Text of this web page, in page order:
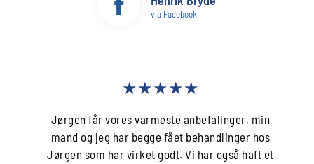
via Facebook
★★★★★
Jørgen får vores varmeste anbefalinger, min
mand og jeg har begge fået behandlinger hos
Jørgen som har virket godt. Vi har også haft et